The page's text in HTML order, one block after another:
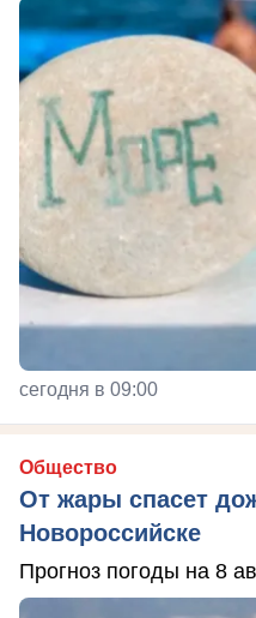
сегодня в 09:00
Общество
От жары спасет
Новороссийске
Прогноз погоды на 8